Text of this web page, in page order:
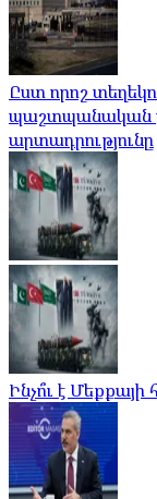
Ըստ որոշ
պաշտպանական
արտադրությունը
Ինչո՞ւ է